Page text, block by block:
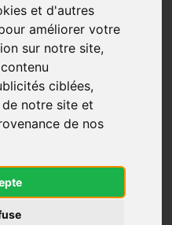
et d'autres
améliorer votre
sur notre site,
ciblées,
notre site et
de nos
Cont Cr